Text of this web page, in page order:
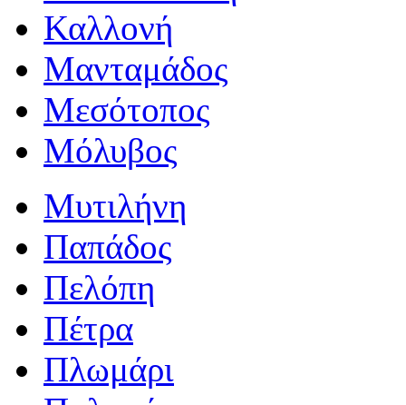
Καλλονή
Μανταμάδος
Μεσότοπος
Μόλυβος
Μυτιλήνη
Παπάδος
Πελόπη
Πέτρα
Πλωμάρι